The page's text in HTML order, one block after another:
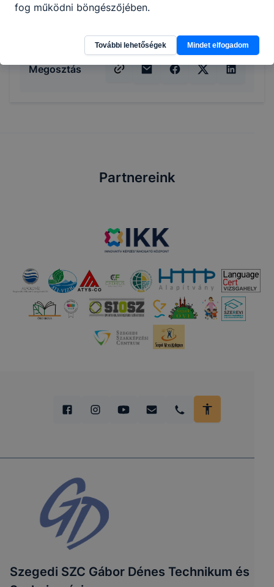
Megosztás
Partnereink
Szegedi SZC Gábor Dénes Technikum és
fog működni böngészőjében.
További lehetőségek Mindet elfogadom